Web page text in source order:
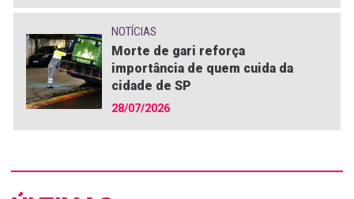
NOTÍCIAS
Morte de gari reforça
importância de quem cuida da
cidade de SP
28/07/2026